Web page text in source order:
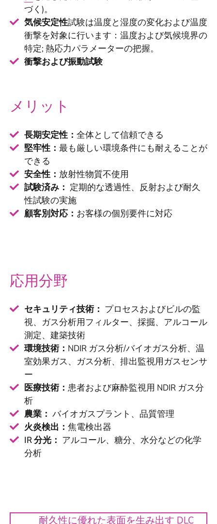
づく)。
気候安定性試験は温度と湿度の変化および温度
衝撃を対象に行います：温度および気候境界の
特定; 熱応力パラメーターの把握。
衝撃および振動試験
メリット
長期安定性： 全体として信頼できる
堅牢性： 最も厳しい環境条件にも耐えることが
できる
安全性： 放射性物質不使用
試験済み： 定期的な透過性、反射および耐久
性試験の実施
顧客別対応： お客様の個別要件に対応
応用分野
セキュリティ技術： プロセスおよびビルの監
視、ガス分析用フィルター、採掘、アルコール
測定、建築技術
環境技術： NDIR ガス分析/バイオガス分析、温
室効果ガス、ガス分析、排出監視用ガスセンサ
ー
医療技術： 患者および麻酔監視用 NDIR ガス分
析
農業： バイオガスプラント、品質管理
火炎検出： 焦電検出器
IR 分光： アルコール、糖分、水分などの化学
分析
耐久性に優れた表面を生み出す DLC